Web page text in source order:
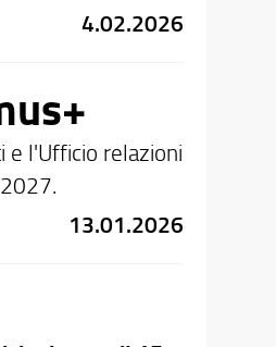
4.02.2026
l'Ufficio relazioni
13.01.2026